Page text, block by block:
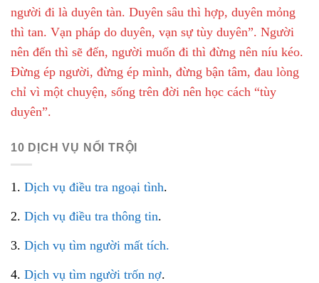
người đi là duyên tàn. Duyên sâu thì hợp, duyên mỏng
thì tan. Vạn pháp do duyên, vạn sự tùy duyên”. Người
nên đến thì sẽ đến, người muốn đi thì đừng nên níu kéo.
Đừng ép người, đừng ép mình, đừng bận tâm, đau lòng
chỉ vì một chuyện, sống trên đời nên học cách “tùy
duyên”.
10 DỊCH VỤ NỔI TRỘI
1. Dịch vụ điều tra ngoại tình.
2. Dịch vụ điều tra thông tin.
3. Dịch vụ tìm người mất tích.
4. Dịch vụ tìm người trốn nợ.